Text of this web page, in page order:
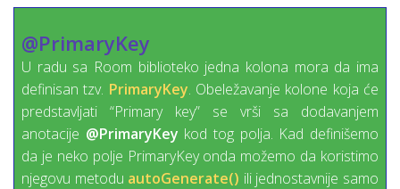
@PrimaryKey
U radu sa Room biblioteko jedna kolona mora da ima
definisan tzv. PrimaryKey. Obeležavanje kolone koja će
predstavljati “Primary key” se vrši sa dodavanjem
anotacije @PrimaryKey kod tog polja. Kad definišemo
da je neko polje PrimaryKey onda možemo da koristimo
njegovu metodu autoGenerate() ili jednostavnije samo